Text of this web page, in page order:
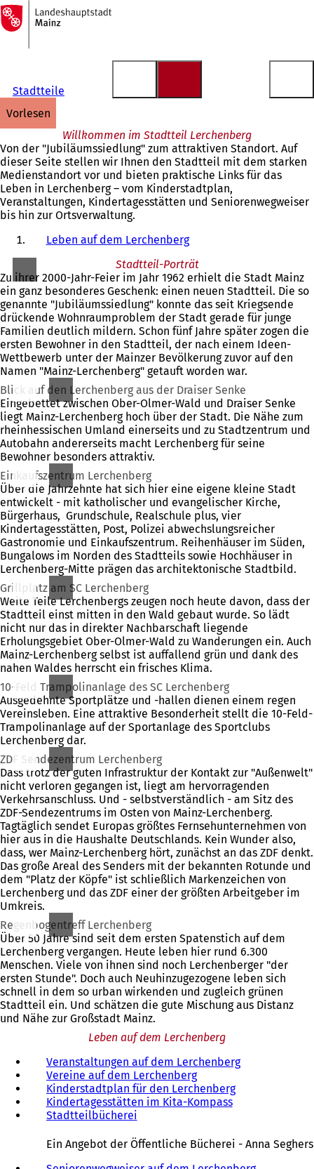
Inhalt anspringen
Zur
Startseite
Stadtteile
vorlesen
Willkommen im Stadtteil Lerchenberg
Von der "Jubiläumssiedlung" zum attraktiven Standort. Auf
dieser Seite stellen wir Ihnen den Stadtteil mit dem starken
Medienstandort vor und bieten praktische Links für das
Leben in Lerchenberg – vom Kinderstadtplan,
Veranstaltungen, Kindertagesstätten und Seniorenwegweiser
bis hin zur Ortsverwaltung.
Leben auf dem Lerchenberg
Stadtteil-Porträt
Zu ihrer 2000-Jahr-Feier im Jahr 1962 erhielt die Stadt Mainz
ein ganz besonderes Geschenk: einen neuen Stadtteil. Die so
genannte "Jubiläumssiedlung" konnte das seit Kriegsende
drückende Wohnraumproblem der Stadt gerade für junge
Familien deutlich mildern. Schon fünf Jahre später zogen die
ersten Bewohner in den Stadtteil, der nach einem Ideen-
Wettbewerb unter der Mainzer Bevölkerung zuvor auf den
Namen "Mainz-Lerchenberg" getauft worden war.
Blick auf den Lerchenberg aus der Draiser Senke
Eingebettet zwischen Ober-Olmer-Wald und Draiser Senke
liegt Mainz-Lerchenberg hoch über der Stadt. Die Nähe zum
rheinhessischen Umland einerseits und zu Stadtzentrum und
Autobahn andererseits macht Lerchenberg für seine
Bewohner besonders attraktiv.
Einkaufszentrum Lerchenberg
Über die Jahrzehnte hat sich hier eine eigene kleine Stadt
entwickelt - mit katholischer und evangelischer Kirche,
Bürgerhaus, Grundschule, Realschule plus, vier
Kindertagesstätten, Post, Polizei abwechslungsreicher
Gastronomie und Einkaufszentrum. Reihenhäuser im Süden,
Bungalows im Norden des Stadtteils sowie Hochhäuser in
Lerchenberg-Mitte prägen das architektonische Stadtbild.
Grillplatz am SC Lerchenberg
Weite Teile Lerchenbergs zeugen noch heute davon, dass der
Stadtteil einst mitten in den Wald gebaut wurde. So lädt
nicht nur das in direkter Nachbarschaft liegende
Erholungsgebiet Ober-Olmer-Wald zu Wanderungen ein. Auch
Mainz-Lerchenberg selbst ist auffallend grün und dank des
nahen Waldes herrscht ein frisches Klima.
10-Feld Trampolinanlage des SC Lerchenberg
Ausgedehnte Sportplätze und -hallen dienen einem regen
Vereinsleben. Eine attraktive Besonderheit stellt die 10-Feld-
Trampolinanlage auf der Sportanlage des Sportclubs
Lerchenberg dar.
ZDF Sendezentrum Lerchenberg
Dass trotz der guten Infrastruktur der Kontakt zur "Außenwelt"
nicht verloren gegangen ist, liegt am hervorragenden
Verkehrsanschluss. Und - selbstverständlich - am Sitz des
ZDF-Sendezentrums im Osten von Mainz-Lerchenberg.
Tagtäglich sendet Europas größtes Fernsehunternehmen von
hier aus in die Haushalte Deutschlands. Kein Wunder also,
dass, wer Mainz-Lerchenberg hört, zunächst an das ZDF denkt.
Das große Areal des Senders mit der bekannten Rotunde und
dem "Platz der Köpfe" ist schließlich Markenzeichen von
Lerchenberg und das ZDF einer der größten Arbeitgeber im
Umkreis.
Regenbogentreff Lerchenberg
Über 50 Jahre sind seit dem ersten Spatenstich auf dem
Lerchenberg vergangen. Heute leben hier rund 6.300
Menschen. Viele von ihnen sind noch Lerchenberger "der
ersten Stunde". Doch auch Neuhinzugezogene leben sich
schnell in dem so urban wirkenden und zugleich grünen
Stadtteil ein. Und schätzen die gute Mischung aus Distanz
und Nähe zur Großstadt Mainz.
Leben auf dem Lerchenberg
Veranstaltungen auf dem Lerchenberg
Vereine auf dem Lerchenberg
Kinderstadtplan für den Lerchenberg
Kindertagesstätten im Kita-Kompass
Stadtteilbücherei
f
Ein Angebot der Öffentliche Bücherei - Anna Seghers